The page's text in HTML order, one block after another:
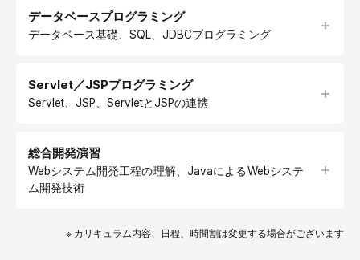
データベースプログラミング
データベース基礎、SQL、JDBCプログラミング
Servlet／JSPプログラミング
Servlet、JSP、ServletとJSPの連携
総合開発演習
Webシステム開発工程の理解、JavaによるWebシステ
ム開発技術
※ カリキュラム内容、日程、時間割は変更する場合がございます